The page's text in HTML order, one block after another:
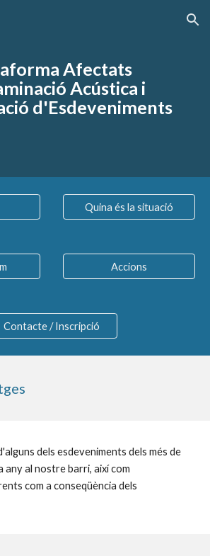
Skip to navigation
Afectats
Acústica i
d'Esdeveniments
Quina és la situació
Accions
Contacte / Inscripció
dels esdeveniments dels més de
any al nostre barri, així com
com a conseqüència dels